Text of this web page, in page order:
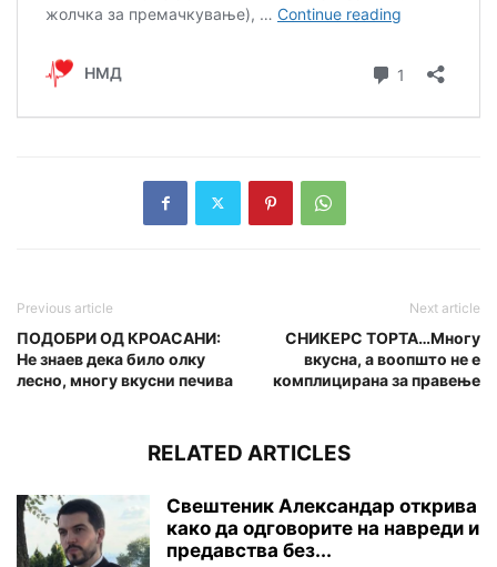
Previous article
ПОДОБРИ ОД КРОАСАНИ:
Не знаев дека било олку
лесно, многу вкусни печива
Next article
СНИКЕРС ТОРТА…Многу
вкусна, а воопшто не е
комплицирана за правење
RELATED ARTICLES
Свештеник Александар открива
како да одговорите на навреди и
предавства без...